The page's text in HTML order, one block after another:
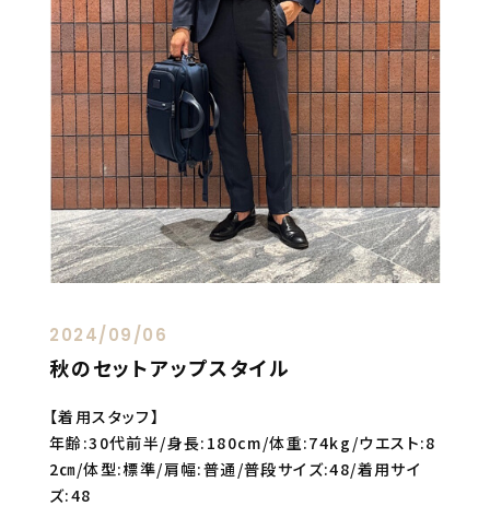
2024/09/06
秋のセットアップスタイル
【着用スタッフ】
年齢:30代前半/身長:180cm/体重:74kg/ウエスト:8
2㎝/体型:標準/肩幅:普通/普段サイズ:48/着用サイ
ズ:48